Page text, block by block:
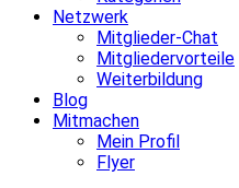
Netzwerk
Mitglieder-Chat
Mitgliedervorteile
Weiterbildung
Blog
Mitmachen
Mein Profil
Flyer